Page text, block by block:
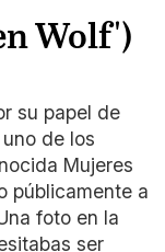
Wolf')
su papel de
de los
Mujeres
públicamente a
foto en la
ser